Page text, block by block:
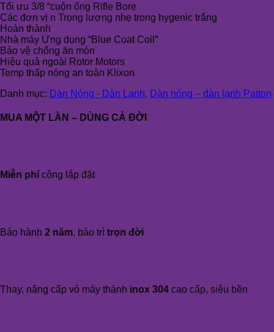
Tối ưu 3/8 “cuộn ống Rifle Bore
Các đơn vị n Trọng lượng nhẹ trong hygenic trắng
Hoàn thành
Nhà máy Ứng dụng “Blue Coat Coil”
Bảo vệ chống ăn mòn
Hiệu quả ngoài Rotor Motors
Temp thấp nóng an toàn Klixon
Danh mục: Dàn Nóng - Dàn Lạnh, Dàn nóng – dàn lạnh Patton
MUA MỘT LẦN – DÙNG CẢ ĐỜI
Miễn phí công lắp đặt
Bảo hành 2 năm, bảo trì trọn đời
Thay, nâng cấp vỏ máy thành inox 304 cao cấp, siêu bền